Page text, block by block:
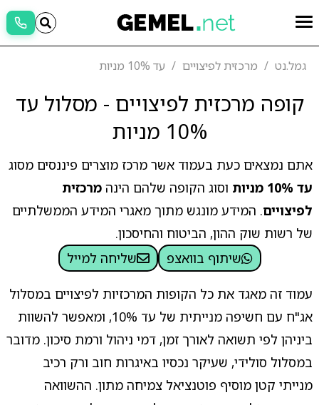
גמל.נט מרכזית לפיצויים עד 10% מניות
קופה מרכזית לפיצויים - מסלול עד
10% מניות
אתם נמצאים כעת בעמוד אשר מרכז מוצרים פיננסים מסוג
עד 10% מניות
וסוג הקופה שלהם הינה מרכזית
לפיצויים. המידע מונגש מתוך מאגרי המידע הממשלתיים
של רשות שוק ההון, הביטוח והחיסכון.
שיתוף בוואצפ
שליחה למייל
עמוד זה מאגד את כל הקופות המרכזיות לפיצויים במסלול
אג"ח עם חשיפה מנייתית של עד 10%, ומאפשר להשוות
ביניהן לפי תשואה לאורך זמן, דמי ניהול ורמת סיכון. מדובר
במסלול סולידי, שעיקר נכסיו באיגרות חוב ורק רכיב
מנייתי קטן מוסיף פוטנציאל צמיחה מתון. ההשוואה